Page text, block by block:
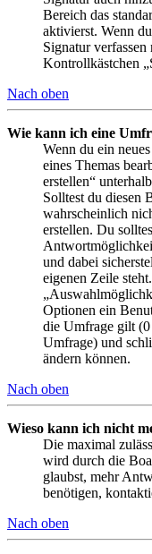
Bereich das
aktivierst. Wenn
Signatur
Kontrollkästchen
Nach oben
Wie kann ich eine
Wenn du ein
eines Themas
erstellen“
Solltest du diesen
wahrscheinlich
erstellen. Du
und dabei
eigenen Zeile
Optionen ein
die Umfrage gilt (0
Umfrage) und
ändern können.
Nach oben
Wieso kann ich nicht
Die maximal
wird durch die
glaubst, mehr
benötigen,
Nach oben